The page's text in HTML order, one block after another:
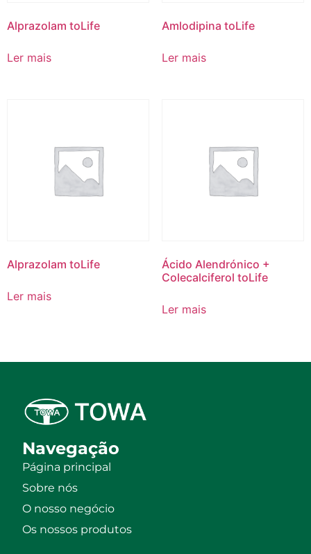
Alprazolam toLife
Ler mais
Amlodipina toLife
Ler mais
Alprazolam toLife
Ler mais
Ácido Alendrónico +
Colecalciferol toLife
Ler mais
Navegação
Página principal
Sobre nós
O nosso negócio
Os nossos produtos